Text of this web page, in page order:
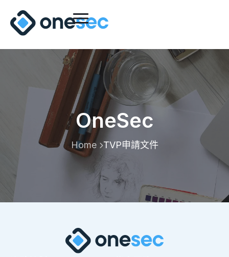
OneSec
Home TVP申請文件